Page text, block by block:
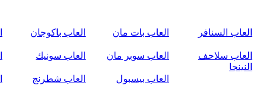
العاب السنافر
العاب بات مان العاب باكوجان
العاب سلاحف
النينجا
العاب سوبر مان العاب سونيك
العاب بيسبول العاب شطرنج